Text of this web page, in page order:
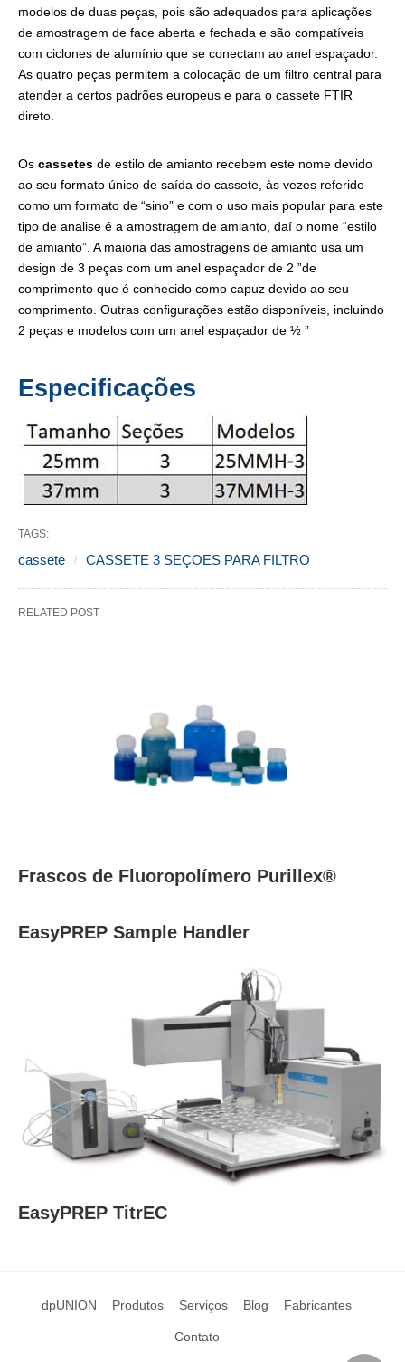
modelos de duas peças, pois são adequados para aplicações
de amostragem de face aberta e fechada e são compatíveis
com ciclones de alumínio que se conectam ao anel espaçador.
As quatro peças permitem a colocação de um filtro central para
atender a certos padrões europeus e para o cassete FTIR
direto.
Os cassetes de estilo de amianto recebem este nome devido
ao seu formato único de saída do cassete, às vezes referido
como um formato de “sino” e com o uso mais popular para este
tipo de analise é a amostragem de amianto, daí o nome “estilo
de amianto”. A maioria das amostragens de amianto usa um
design de 3 peças com um anel espaçador de 2 ”de
comprimento que é conhecido como capuz devido ao seu
comprimento. Outras configurações estão disponíveis, incluindo
2 peças e modelos com um anel espaçador de ½ ”
Especificações
TAGS:
cassete CASSETE 3 SEÇOES PARA FILTRO
RELATED POST
Frascos de Fluoropolímero Purillex®
EasyPREP Sample Handler
EasyPREP TitrEC
dpUNION Produtos Serviços Blog Fabricantes
Contato